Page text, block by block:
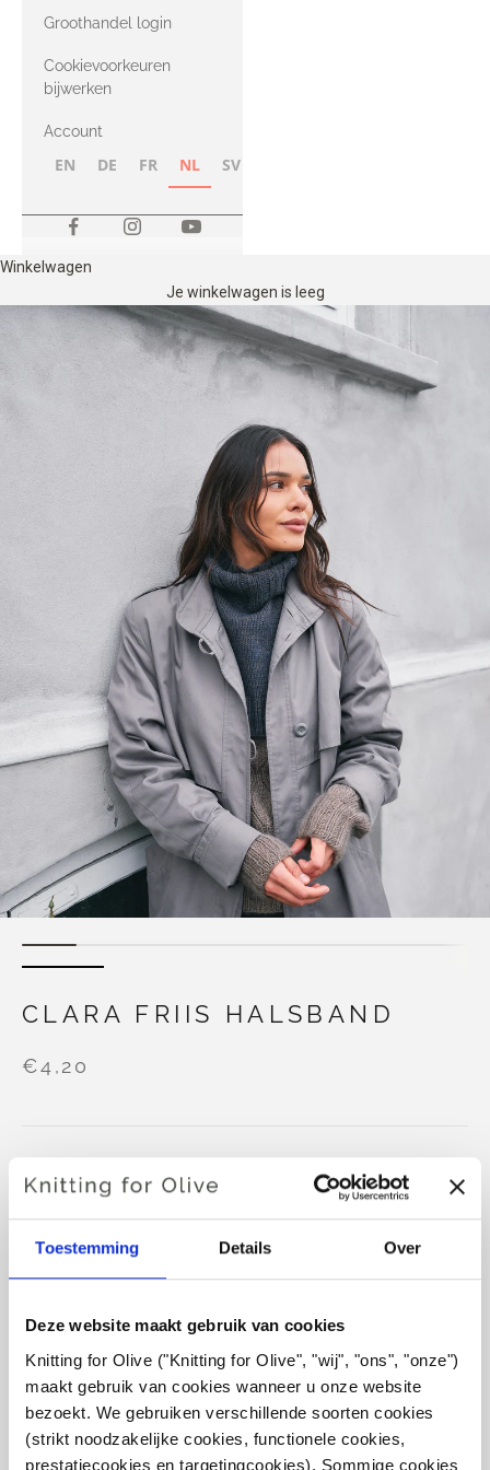
Toestemming Details Over
Deze website maakt gebruik van cookies
Knitting for Olive ("Knitting for Olive", "wij", "ons", "onze")
maakt gebruik van cookies wanneer u onze website
bezoekt. We gebruiken verschillende soorten cookies
(strikt noodzakelijke cookies, functionele cookies,
prestatiecookies en targetingcookies). Sommige cookies
met Heavy
Merino
Groothandel login
Cookievoorkeuren
bijwerken
Account
EN DE FR NL SV
Winkelwagen
Je winkelwagen is leeg
CLARA FRIIS HALSBAND
€4,20
IK WIL GRAAG GAREN KOPEN VOOR HET
1 2
IN WINKELWAGEN
Besteed € 100,0 meer en ontvang gratis verzending